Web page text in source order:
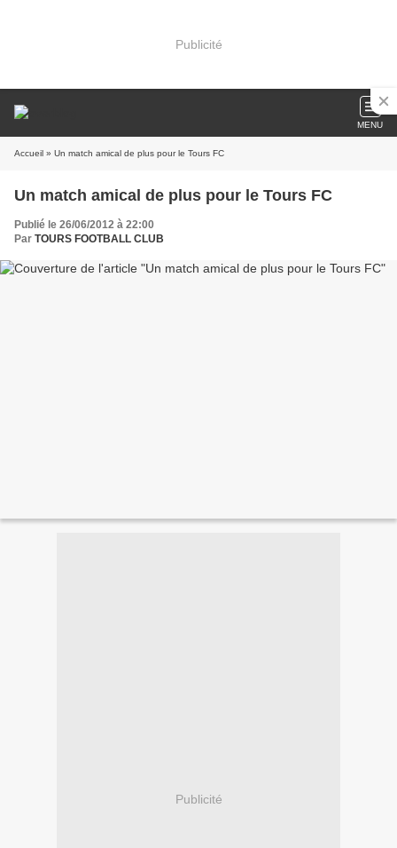
Publicité
MENU
Accueil » Un match amical de plus pour le Tours FC
Un match amical de plus pour le Tours FC
Publié le 26/06/2012 à 22:00
Par TOURS FOOTBALL CLUB
Publicité